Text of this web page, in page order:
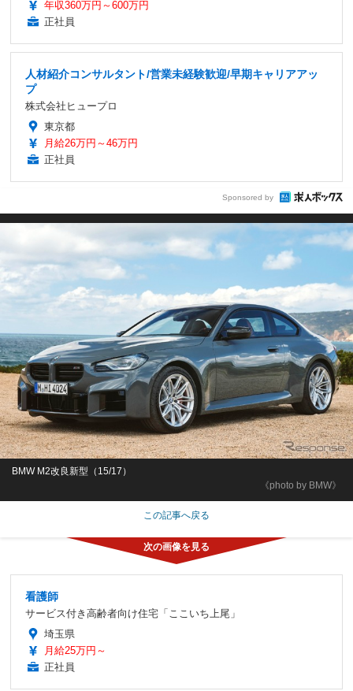
年収360万円～600万円
正社員
人材紹介コンサルタント/営業未経験歓迎/早期キャリアアッ
プ
株式会社ヒュープロ
東京都
月給26万円～46万円
正社員
Sponsored by
《photo by BMW》
BMW M2改良新型（15/17）
この記事へ戻る
看護師
サービス付き高齢者向け住宅「ここいち上尾」
埼玉県
月給25万円～
正社員